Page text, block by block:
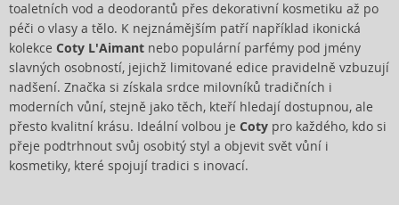
toaletních vod a deodorantů přes dekorativní kosmetiku až po
péči o vlasy a tělo. K nejznámějším patří například ikonická
kolekce Coty L'Aimant nebo populární parfémy pod jmény
slavných osobností, jejichž limitované edice pravidelně vzbuzují
nadšení. Značka si získala srdce milovníků tradičních i
moderních vůní, stejně jako těch, kteří hledají dostupnou, ale
přesto kvalitní krásu. Ideální volbou je Coty pro každého, kdo si
přeje podtrhnout svůj osobitý styl a objevit svět vůní i
kosmetiky, které spojují tradici s inovací.